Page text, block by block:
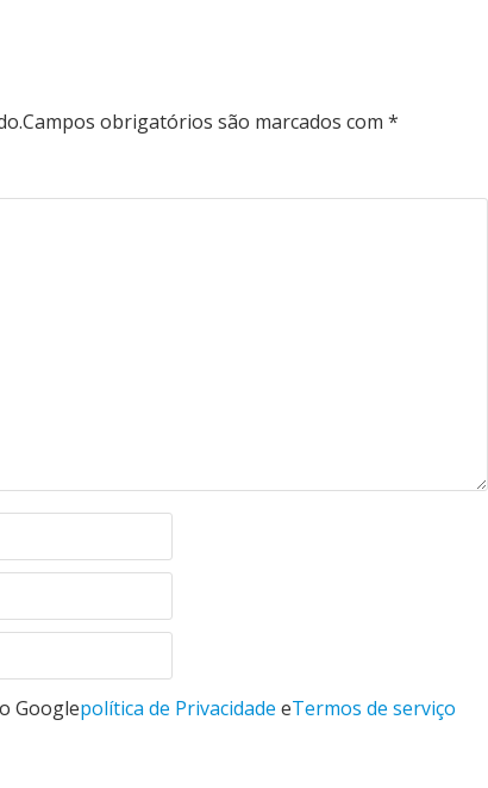
Campos obrigatórios são marcados com *
Googlepolítica de Privacidade eTermos de serviço